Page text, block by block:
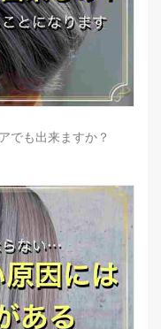
でも出来ますか？